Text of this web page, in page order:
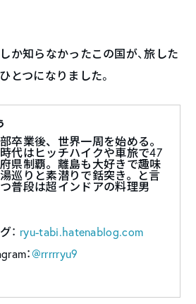
か知らなかったこの国が、旅した
とつになりました。
卒業後、世界一周を始める。
代はヒッチハイクや車旅で47
県制覇。離島も大好きで趣味
巡りと素潜りで銛突き。と言
普段は超インドアの料理男
： ryu-tabi.hatenablog.com
：@rrrrryu9